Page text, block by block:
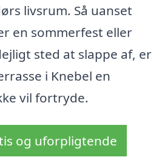
livsrum. Så uanset
en sommerfest eller
sted at slappe af, er
i Knebel en
vil fortryde.
og uforpligtende